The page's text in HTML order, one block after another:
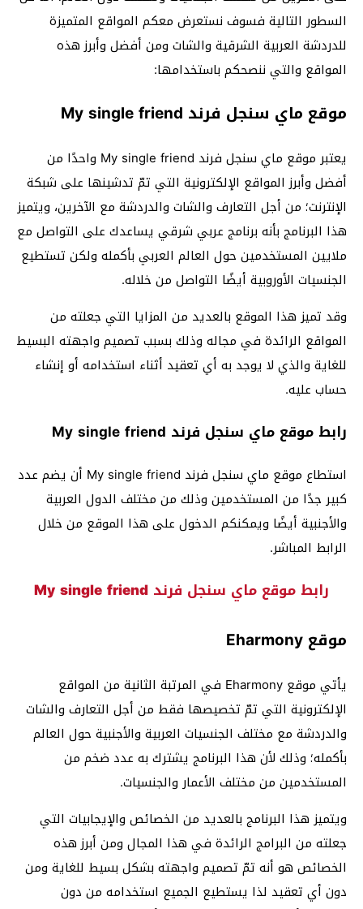
السطور التالية فسوف نستعرض معكم المواقع المتميزة
للدردشة العربية الشرقية والشات ومن أفضل وأبرز هذه
المواقع والتي ننصحكم باستخدامها:
موقع ماي سنجل فرند My single friend
يعتبر موقع ماي سنجل فرند My single friend واحدًا من
أفضل وأبرز المواقع الإلكترونية التي تمّ تدشينها على شبكة
الإنترنت؛ من أجل التعارف والشات والدردشة مع الآخرين، ويتميز
هذا البرنامج بأنه برنامج عربي شرقي يساعدك على التواصل مع
ملايين المستخدمين حول العالم العربي بأكمله ولكن تستطيع
الجنسيات الأوروبية أيضًا التواصل من خلاله.
وقد تميز هذا الموقع بالعديد من المزايا التي جعلته من
المواقع الرائدة في مجاله وذلك بسبب تصميم واجهته البسيط
للغاية والذي لا يوجد به أي تعقيد أثناء استخدامه أو إنشاء
حساب عليه.
رابط موقع ماي سنجل فرند My single friend
استطاع موقع ماي سنجل فرند My single friend أن يضم عدد
كبير جدًا من المستخدمين وذلك من مختلف الدول العربية
والأجنبية أيضًا ويمكنكم الدخول على هذا الموقع من خلال
الرابط المباشر.
رابط موقع ماي سنجل فرند My single friend
موقع Eharmony
يأتي موقع Eharmony في المرتبة الثانية من المواقع
الإلكترونية التي تمّ تخصيصها فقط من أجل التعارف والشات
والدردشة مع مختلف الجنسيات العربية والأجنبية حول العالم
بأكمله؛ وذلك لأن هذا البرنامج يشترك به عدد ضخم من
المستخدمين من مختلف الأعمار والجنسيات.
ويتميز هذا البرنامج بالعديد من الخصائص والإيجابيات التي
جعلته من البرامج الرائدة في هذا المجال ومن أبرز هذه
الخصائص هو أنه تمّ تصميم واجهته بشكل بسيط للغاية ومن
دون أي تعقيد لذا يستطيع الجميع استخدامه من دون